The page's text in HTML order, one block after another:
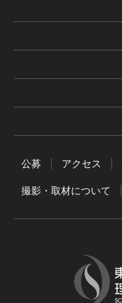
公募 アクセス
撮影・取材について